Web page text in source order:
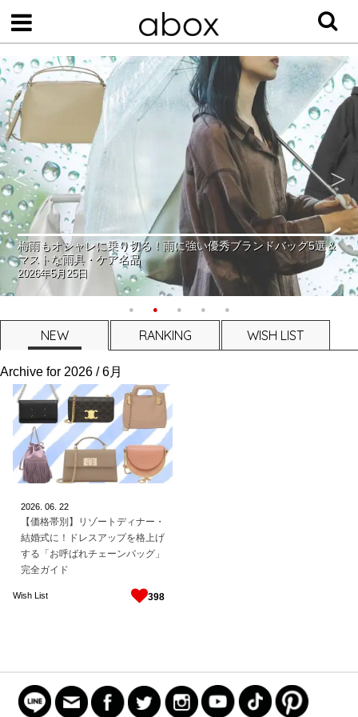
梅雨もオシャレに乗り切る！雨に強い優秀ブランドバッグ5選＆
マストな雨具・ケア名品
2026年5月25日
NEW RANKING WISH LIST
Archive for 2026 / 6月
2026. 06. 22
【価格帯別】リゾートディナー・
結婚式に！ドレスアップを格上げ
する「お呼ばれチェーンバッグ」
完全ガイド
398
Wish List